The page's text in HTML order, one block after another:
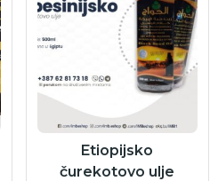
Etiopijsko
čurekotovo ulje